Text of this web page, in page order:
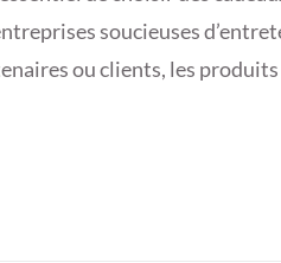
soucieuses
ou clients, les produits